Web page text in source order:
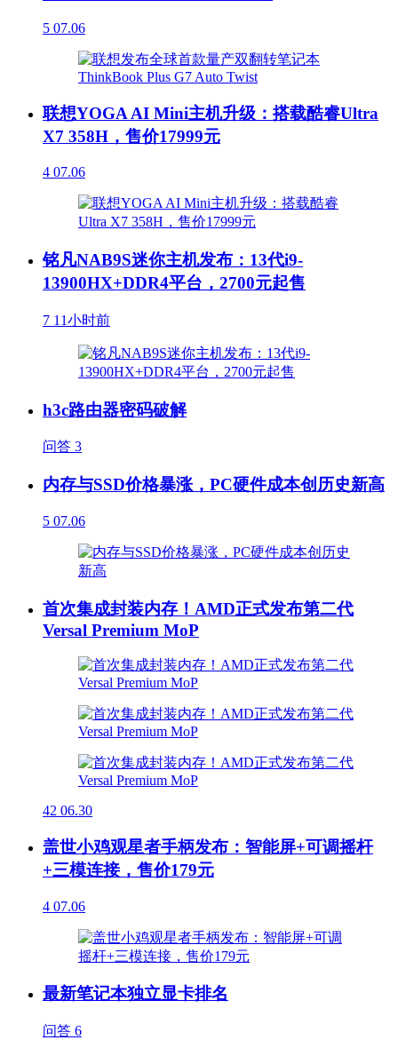
5 07.06
联想YOGA AI Mini主机升级：搭载酷睿Ultra
X7 358H，售价17999元
4 07.06
铭凡NAB9S迷你主机发布：13代i9-
13900HX+DDR4平台，2700元起售
7 11小时前
h3c路由器密码破解
问答 3
内存与SSD价格暴涨，PC硬件成本创历史新高
5 07.06
首次集成封装内存！AMD正式发布第二代
Versal Premium MoP
42 06.30
盖世小鸡观星者手柄发布：智能屏+可调摇杆
+三模连接，售价179元
4 07.06
最新笔记本独立显卡排名
问答 6